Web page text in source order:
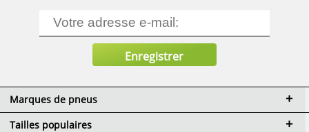
Marques de pneus
Tailles populaires